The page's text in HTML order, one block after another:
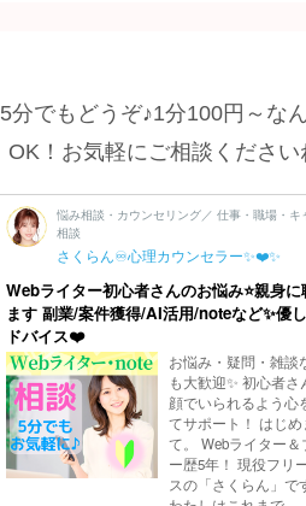
5分でもどうぞ♪1分100円～な
OK！お気軽にご相談くださ